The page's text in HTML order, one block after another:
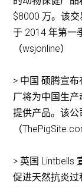
$8000 万。该
于 2014 年第一
（wsjonline）
> 中国 硕腾宣
厂将为中国生
提供产品。该公
（
> 英国 Lintbells
促进天然抗炎